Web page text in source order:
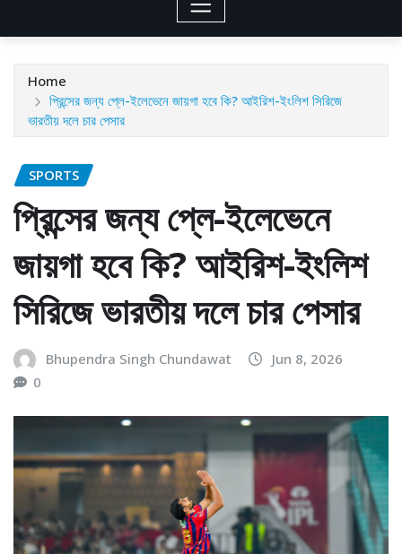
Home
প্রিন্সের জন্য প্লে-ইলেভেনে জায়গা হবে কি? আইরিশ-ইংলিশ সিরিজে
ভারতীয় দলে চার পেসার
SPORTS
প্রিন্সের জন্য প্লে-ইলেভেনে
জায়গা হবে কি? আইরিশ-ইংলিশ
সিরিজে ভারতীয় দলে চার পেসার
Bhupendra Singh Chundawat
Jun 8, 2026
0